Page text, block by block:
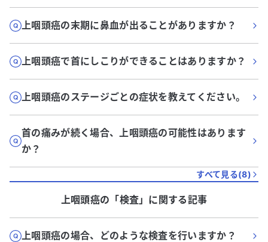
上咽頭癌の末期に鼻血が出ることがありますか？
上咽頭癌で首にしこりができることはありますか？
上咽頭癌のステージごとの症状を教えてください。
首の痛みが続く場合、上咽頭癌の可能性はあります
か？
すべて見る(8)
上咽頭癌の「検査」に関する記事
上咽頭癌の場合、どのような検査を行いますか？